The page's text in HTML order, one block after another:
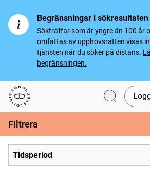
Begränsningar i sökresultaten
Sökträffar som är yngre än 100 år
omfattas av upphovsrätten visas
tjänsten när du söker på distans.
begränsningen.
Svenska tidningar
Filtrera
Tidsperiod